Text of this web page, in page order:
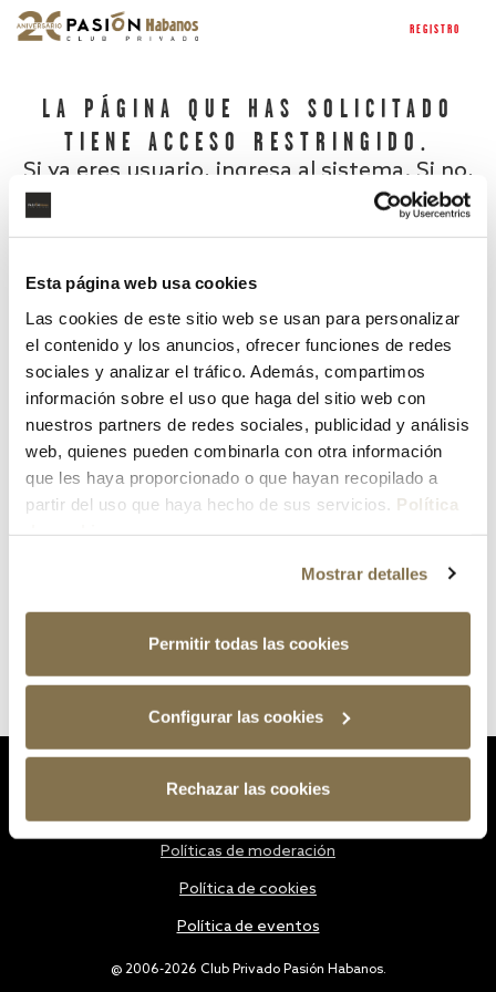
Esta página web usa cookies
Las cookies de este sitio web se usan para personalizar
el contenido y los anuncios, ofrecer funciones de redes
sociales y analizar el tráfico. Además, compartimos
información sobre el uso que haga del sitio web con
nuestros partners de redes sociales, publicidad y análisis
web, quienes pueden combinarla con otra información
que les haya proporcionado o que hayan recopilado a
partir del uso que haya hecho de sus servicios. Política
Mostrar detalles
Permitir todas las cookies
Configurar las cookies
Rechazar las cookies
REGISTRO
LA PÁGINA QUE HAS SOLICITADO
TIENE ACCESO RESTRINGIDO.
Si ya eres usuario, ingresa al sistema. Si no,
¿Has olvidado tu contraseña?
@ 2006-2026 Club Privado Pasión Habanos.
Políticas de moderación
Política de cookies
Política de eventos